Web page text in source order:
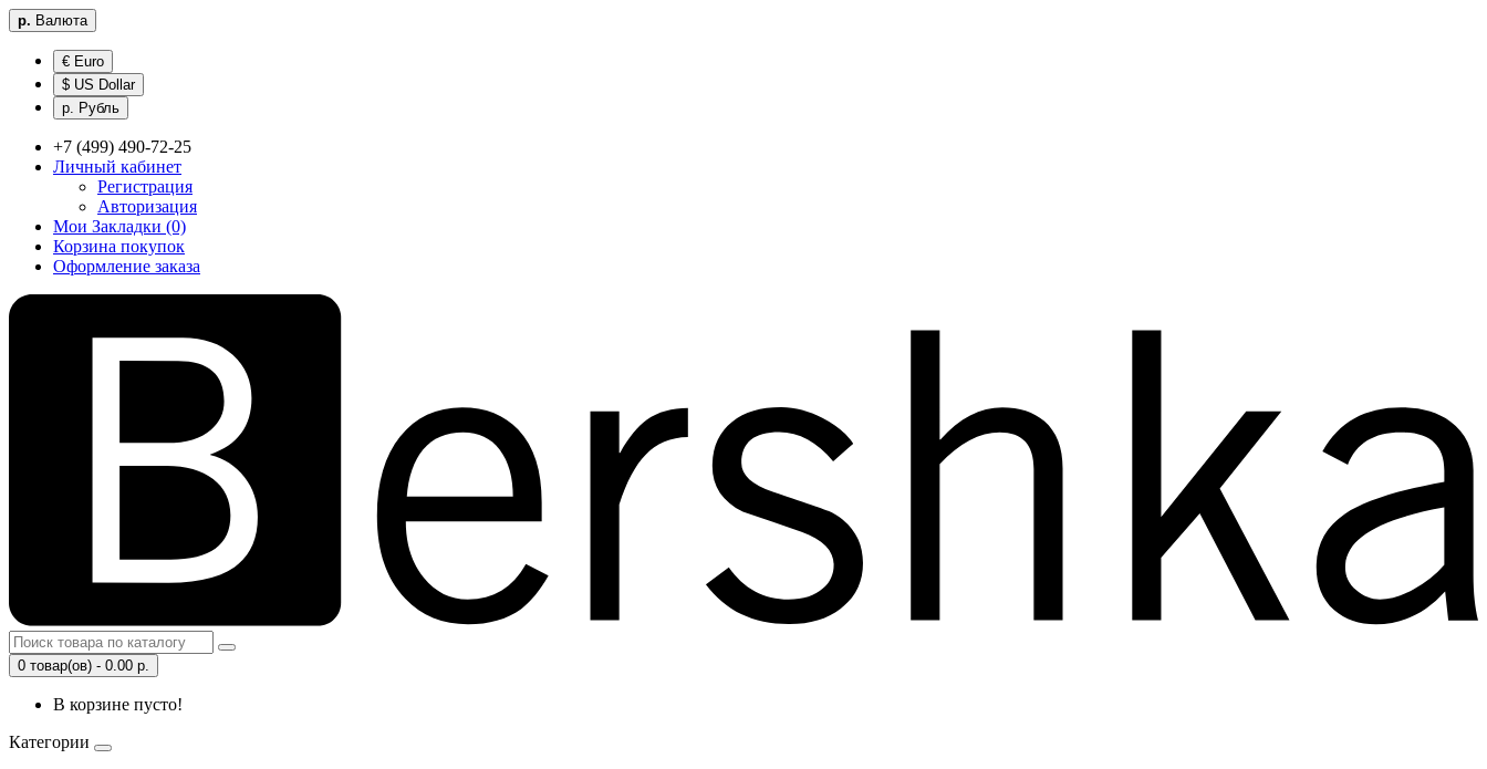
р. Валюта
€ Euro
$ US Dollar
р. Рубль
+7 (499) 490-72-25
Личный кабинет
Регистрация
Авторизация
Мои Закладки (0)
Корзина покупок
Оформление заказа
0 товар(ов) - 0.00 р.
В корзине пусто!
Категории